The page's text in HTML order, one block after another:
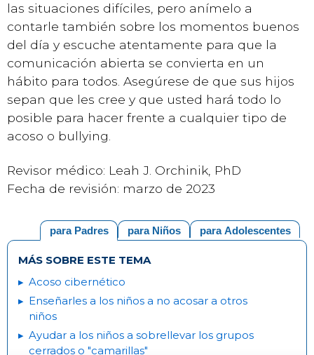
las situaciones difíciles, pero anímelo a
contarle también sobre los momentos buenos
del día y escuche atentamente para que la
comunicación abierta se convierta en un
hábito para todos. Asegúrese de que sus hijos
sepan que les cree y que usted hará todo lo
posible para hacer frente a cualquier tipo de
acoso o bullying.
Revisor médico: Leah J. Orchinik, PhD
Fecha de revisión: marzo de 2023
para Adolescentes
para Niños
para Padres
MÁS SOBRE ESTE TEMA
Acoso cibernético
Enseñarles a los niños a no acosar a otros
niños
Ayudar a los niños a sobrellevar los grupos
cerrados o "camarillas"